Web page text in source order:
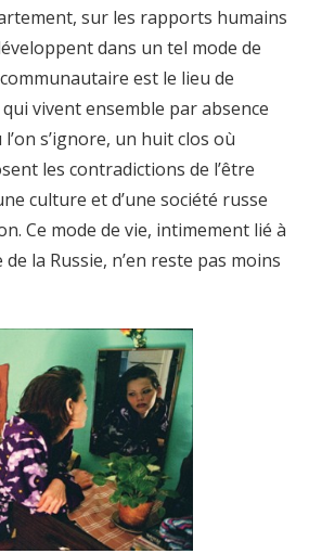
sur les rapports humains
dans un tel mode de
est le lieu de
vivent ensemble par absence
s’ignore, un huit clos où
les contradictions de l’être
culture et d’une société russe
Ce mode de vie, intimement lié à
la Russie, n’en reste pas moins